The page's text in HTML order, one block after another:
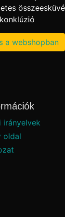
a webshopban
irányelvek
oldal